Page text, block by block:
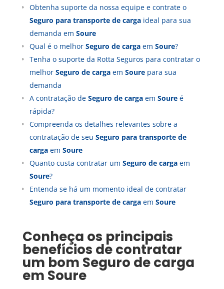
Obtenha suporte da nossa equipe e contrate o
Seguro para transporte de cargaideal para sua
demanda em Soure
Qual é o melhor Seguro de cargaem Soure?
Tenha o suporte da Rotta Seguros para contratar o
melhor Seguro de cargaem Sourepara sua
demanda
A contratação de Seguro de cargaem Soureé
rápida?
Compreenda os detalhes relevantes sobre a
contratação de seu Seguro para transporte de
cargaem Soure
Quanto custa contratar um Seguro de cargaem
Soure?
Entenda se há um momento ideal de contratar
Seguro para transporte de cargaem Soure
Conheça os principais
benefícios de contratar
um bom Seguro de carga
em Soure